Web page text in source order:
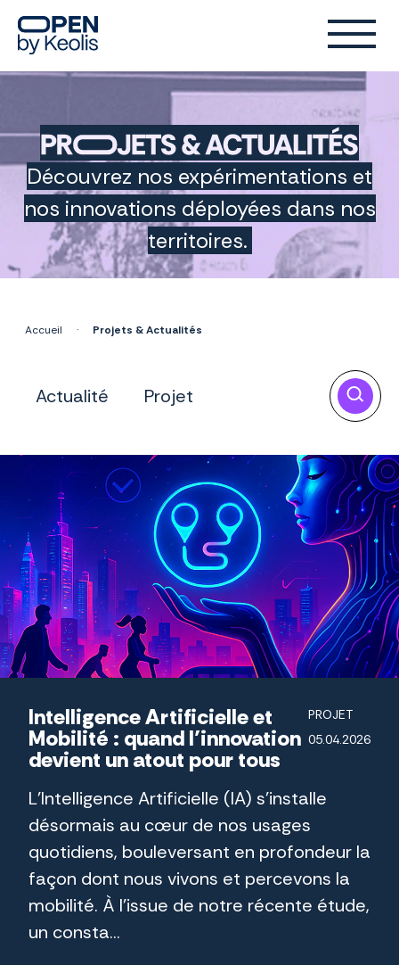
Projets
&
Actualités
Découvrez nos expérimentations et
nos innovations déployées dans nos
territoires.
Accueil · Projets & Actualités
Actualité Projet
Intelligence Artificielle et
Mobilité : quand l’innovation
devient un atout pour tous
PROJET
05.04.2026
L’Intelligence Artificielle (IA) s’installe
désormais au cœur de nos usages
quotidiens, bouleversant en profondeur la
façon dont nous vivons et percevons la
mobilité. À l’issue de notre récente étude,
un consta...